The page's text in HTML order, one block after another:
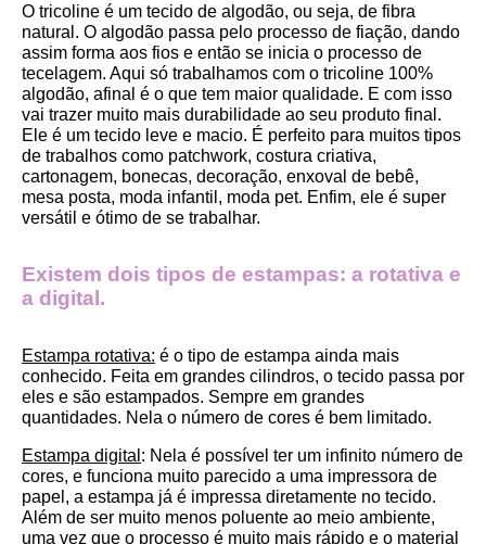
O tricoline é um tecido de algodão, ou seja, de fibra
natural. O algodão passa pelo processo de fiação, dando
assim forma aos fios e então se inicia o processo de
tecelagem. Aqui só trabalhamos com o tricoline 100%
algodão, afinal é o que tem maior qualidade. E com isso
vai trazer muito mais durabilidade ao seu produto final.
Ele é um tecido leve e macio. É perfeito para muitos tipos
de trabalhos como patchwork, costura criativa,
cartonagem, bonecas, decoração, enxoval de bebê,
mesa posta, moda infantil, moda pet. Enfim, ele é super
versátil e ótimo de se trabalhar.
Existem dois tipos de estampas: a rotativa e
a digital.
Estampa rotativa: é o tipo de estampa ainda mais
conhecido. Feita em grandes cilindros, o tecido passa por
eles e são estampados. Sempre em grandes
quantidades. Nela o número de cores é bem limitado.
Estampa digital : Nela é possível ter um infinito número de
cores, e funciona muito parecido a uma impressora de
papel, a estampa já é impressa diretamente no tecido.
Além de ser muito menos poluente ao meio ambiente,
uma vez que o processo é muito mais rápido e o material